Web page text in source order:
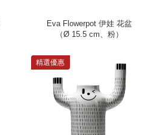
Eva Flowerpot 伊娃 花盆
（Ø 15.5 cm、粉）
精選優惠